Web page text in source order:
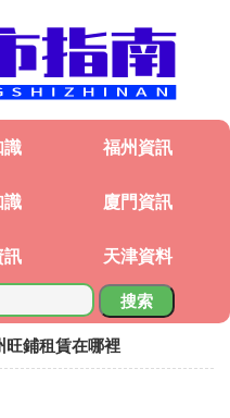
福州資訊
廈門資訊
天津資料
搜索
旺鋪租賃在哪裡